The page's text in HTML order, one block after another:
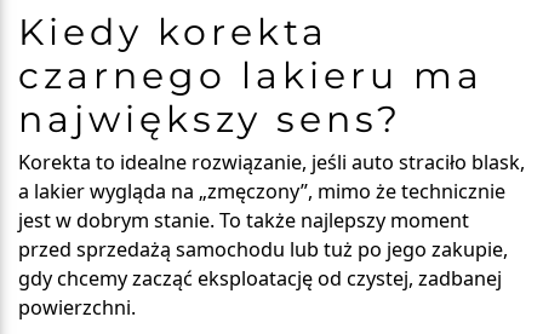
Kiedy korekta
czarnego lakieru ma
największy sens?
Korekta to idealne rozwiązanie, jeśli auto straciło blask,
a lakier wygląda na „zmęczony”, mimo że technicznie
jest w dobrym stanie. To także najlepszy moment
przed sprzedażą samochodu lub tuż po jego zakupie,
gdy chcemy zacząć eksploatację od czystej, zadbanej
powierzchni.